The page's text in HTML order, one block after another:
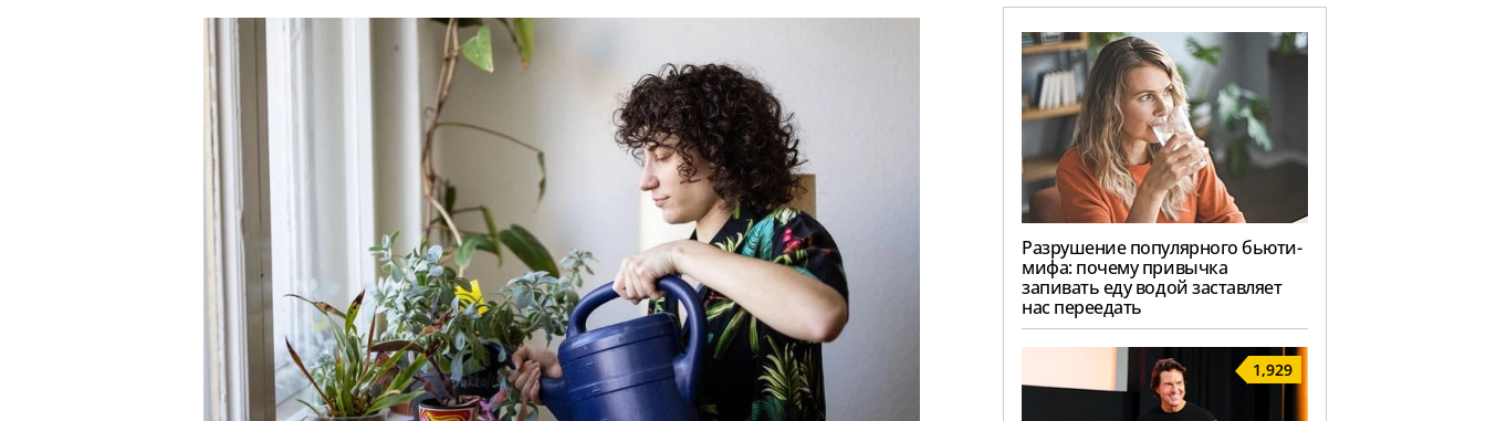
Разрушение популярного бьюти-
мифа: почему привычка
запивать еду водой заставляет
нас переедать
1,929